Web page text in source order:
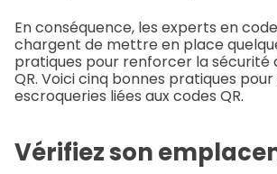
En conséquence, les experts en
chargent de mettre en place
pratiques pour renforcer la sécurité
QR. Voici cinq bonnes pratiques
escroqueries liées aux codes QR.
Vérifiez son